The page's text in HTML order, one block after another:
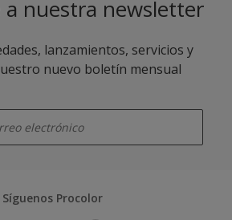
a nuestra newsletter
lanzamientos, servicios y
nuevo boletín mensual
Síguenos Procolor